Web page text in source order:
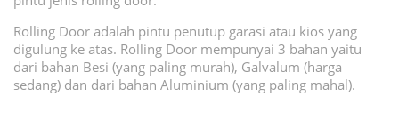
Rolling Door adalah pintu penutup garasi atau kios yang
digulung ke atas. Rolling Door mempunyai 3 bahan yaitu
dari bahan Besi (yang paling murah), Galvalum (harga
sedang) dan dari bahan Aluminium (yang paling mahal).